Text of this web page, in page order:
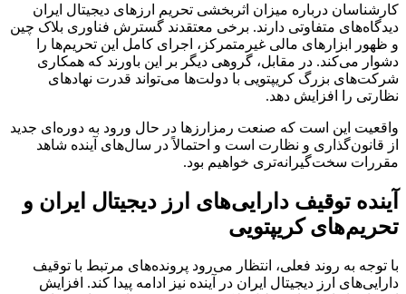
کارشناسان درباره میزان اثربخشی تحریم ارزهای دیجیتال ایران
دیدگاه‌های متفاوتی دارند. برخی معتقدند گسترش فناوری بلاک چین
و ظهور ابزارهای مالی غیرمتمرکز، اجرای کامل این تحریم‌ها را
دشوار می‌کند. در مقابل، گروهی دیگر بر این باورند که همکاری
شرکت‌های بزرگ کریپتویی با دولت‌ها می‌تواند قدرت نهادهای
نظارتی را افزایش دهد.
واقعیت این است که صنعت رمزارزها در حال ورود به دوره‌ای جدید
از قانون‌گذاری و نظارت است و احتمالاً در سال‌های آینده شاهد
مقررات سخت‌گیرانه‌تری خواهیم بود.
آینده توقیف دارایی‌های ارز دیجیتال ایران و
تحریم‌های کریپتویی
با توجه به روند فعلی، انتظار می‌رود پرونده‌های مرتبط با توقیف
دارایی‌های ارز دیجیتال ایران در آینده نیز ادامه پیدا کند. افزایش